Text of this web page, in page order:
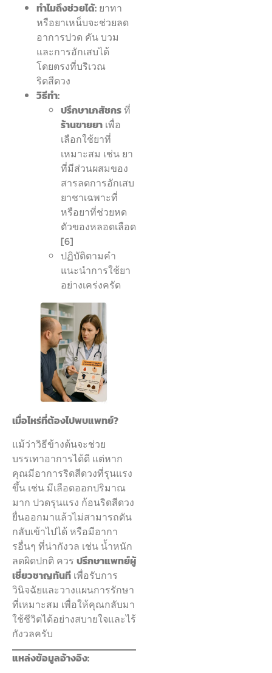
ทำไมถึงช่วยได้: ยาทา
หรือยาเหน็บจะช่วยลด
อาการปวด คัน บวม
และการอักเสบได้
โดยตรงที่บริเวณ
ริดสีดวง
วิธีทำ:
ปรึกษาเภสัชกรที่
ร้านขายยา เพื่อ
เลือกใช้ยาที่
เหมาะสม เช่น ยา
ที่มีส่วนผสมของ
สารลดการอักเสบ
ยาชาเฉพาะที่
หรือยาที่ช่วยหด
ตัวของหลอดเลือด
[6]
ปฏิบัติตามคำ
แนะนำการใช้ยา
อย่างเคร่งครัด
เมื่อไหร่ที่ต้องไปพบแพทย์?
แม้ว่าวิธีข้างต้นจะช่วย
บรรเทาอาการได้ดี แต่หาก
คุณมีอาการริดสีดวงที่รุนแรง
ขึ้น เช่น มีเลือดออกปริมาณ
มาก ปวดรุนแรง ก้อนริดสีดวง
ยื่นออกมาแล้วไม่สามารถดัน
กลับเข้าไปได้ หรือมีอากา
รอื่นๆ ที่น่ากังวล เช่น น้ำหนัก
ลดผิดปกติ ควร ปรึกษาแพทย์ผู้
เชี่ยวชาญทันที เพื่อรับการ
วินิจฉัยและวางแผนการรักษา
ที่เหมาะสม เพื่อให้คุณกลับมา
ใช้ชีวิตได้อย่างสบายใจและไร้
กังวลครับ
แหล่งข้อมูลอ้างอิง: